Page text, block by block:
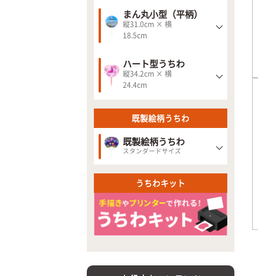
まん丸小型（平柄）
縦31.0cm × 横
18.5cm
ハート型うちわ
縦34.2cm × 横
24.4cm
既製絵柄うちわ
既製絵柄うちわ
スタンダードサイズ
うちわキット